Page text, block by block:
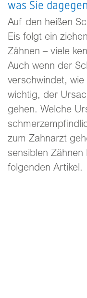
was Sie
Auf den heißen
Eis folgt ein
Zähnen – viele
Auch wenn der
verschwindet,
wichtig, der
gehen. Welche
zum Zahnarzt
sensiblen Zähnen
folgenden Artikel.